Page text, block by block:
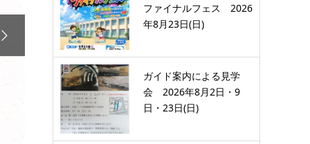
ファイナルフェス 2026
年8月23日(日)
ガイド案内による見学
会 2026年8月2日・9
日・23日(日)